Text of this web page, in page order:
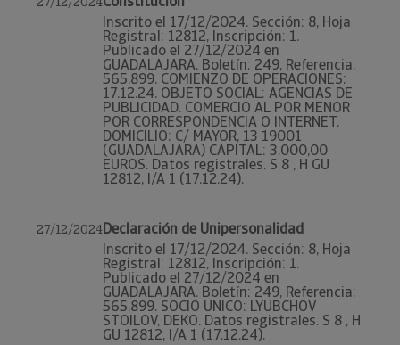
Inscrito el 17/12/2024. Sección: 8, Hoja
Registral: 12812, Inscripción: 1.
Publicado el 27/12/2024 en
GUADALAJARA. Boletín: 249, Referencia:
565.899. COMIENZO DE OPERACIONES:
17.12.24. OBJETO SOCIAL: AGENCIAS DE
PUBLICIDAD. COMERCIO AL POR MENOR
POR CORRESPONDENCIA O INTERNET.
DOMICILIO: C/ MAYOR, 13 19001
(GUADALAJARA) CAPITAL: 3.000,00
EUROS. Datos registrales. S 8 , H GU
12812, I/A 1 (17.12.24).
27/12/2024Declaración de Unipersonalidad
Inscrito el 17/12/2024. Sección: 8, Hoja
Registral: 12812, Inscripción: 1.
Publicado el 27/12/2024 en
GUADALAJARA. Boletín: 249, Referencia:
565.899. SOCIO UNICO: LYUBCHOV
STOILOV, DEKO. Datos registrales. S 8 , H
GU 12812, I/A 1 (17.12.24).